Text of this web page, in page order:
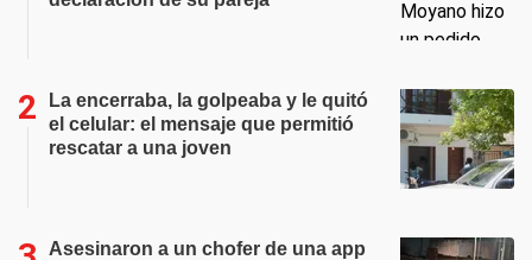
La encerraba, la golpeaba y le quitó
el celular: el mensaje que permitió
rescatar a una joven
Asesinaron a un chofer de una app